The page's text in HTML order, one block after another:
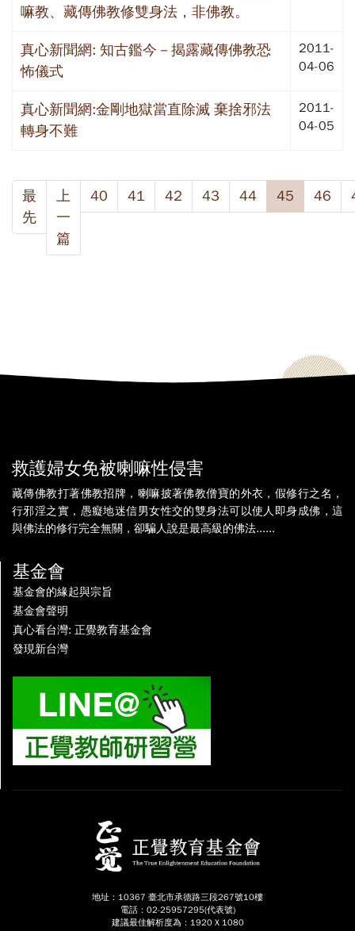
嘛教、藏傳佛教修雙身法，非佛教。
真心新聞網: 知古鑑今－揭露藏傳佛教恐
怖儀式
2011-
04-06
真心新聞網:金剛地獄當直除滅 棄捨邪法
轉身不難
2011-
04-05
最
先
上
一
篇
40 41 42 43 44 45 46
救護婦女免被喇嘛性侵害
藏傳佛教打著佛教招牌，喇嘛披著佛教僧寶的外衣，假修行之名，
行邪淫之實，愚癡地迷信男女性交的雙身法可以使人即身成佛，這
與佛法的修行完全無關，卻騙人說是最高級的佛法......
基金會
基金會的緣起與宗旨
基金會聲明
真心看台灣: 正覺教育基金會
發現新台灣
地址：10367 臺北市承德路三段267號10樓
電話：02-25957295(代表號)
建議最佳解析度為：1920 X 1080